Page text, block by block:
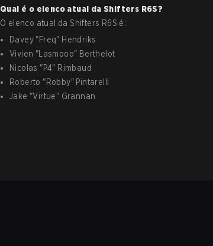
Qual é o elenco atual da Shifters R6S?
O elenco atual daShifters R6S é:
Davey "Freq" Hendriks
Vivien " Lasmooo" Berthelot
Nicolas "P4" Rimbaud
Roberto "Robby" Pintarelli
Jake "Virtue" Grannan